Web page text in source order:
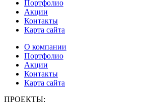
Портфолио
Акции
Контакты
Карта сайта
О компании
Портфолио
Акции
Контакты
Карта сайта
ПРОЕКТЫ: